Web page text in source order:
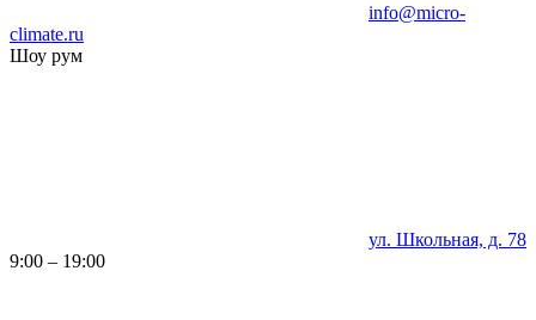
info@micro-
climate.ru
Шоу рум
ул. Школьная, д. 78
9:00 – 19:00